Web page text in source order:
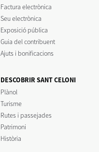
Factura electrònica
Seu electrònica
Exposició pública
Guia del contribuent
Ajuts i bonificacions
DESCOBRIR SANT CELONI
Plànol
Turisme
Rutes i passejades
Patrimoni
Història